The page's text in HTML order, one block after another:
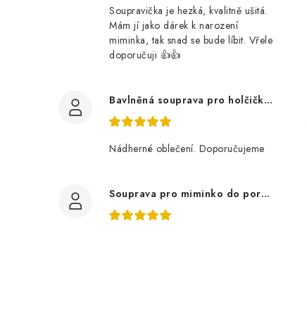
Soupravička je hezká, kvalitně ušitá.
Mám jí jako dárek k narození
miminka, tak snad se bude líbit. Vřele
doporučuji 👍👍
Bavlněná souprava pro holčičku, tmavé květy
Nádherné oblečení. Doporučujeme
Souprava pro miminko do porodnice z bavlněné svetroviny, bílá